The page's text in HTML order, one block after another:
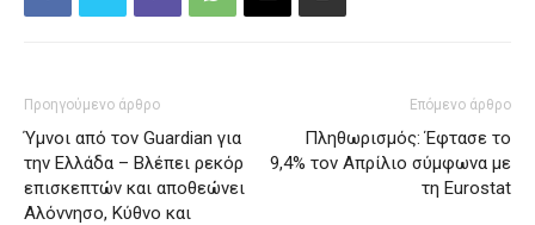
Προηγούμενο άρθρο
Ύμνοι από τον Guardian για
την Ελλάδα – Βλέπει ρεκόρ
επισκεπτών και αποθεώνει
Αλόννησο, Κύθνο και
Επόμενο άρθρο
Πληθωρισμός: Έφτασε το
9,4% τον Απρίλιο σύμφωνα με
τη Eurostat